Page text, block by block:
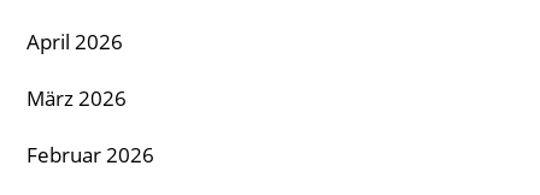
April 2026
März 2026
Februar 2026